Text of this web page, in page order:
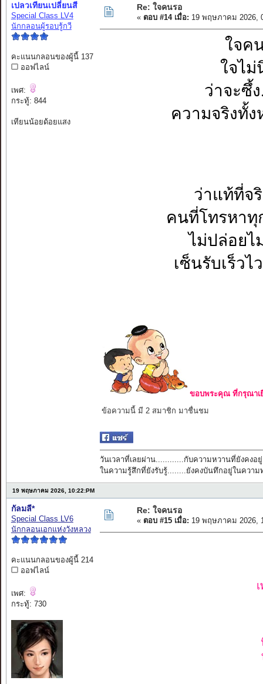
เปลวเทียนเปลี่ยนสี
Special Class LV4
นักกลอนผู้รอบรู้กวี
คะแนนกลอนของผู้นี้ 137
ออฟไลน์
เพศ:
กระทู้: 844
เทียนน้อยด้อยแสง
Re: ใจคนรอ
« ตอบ #14 เมื่อ: 19 พฤษภาคม 2026,
ใจค
ใจไม่
ว่าจะซึ้
ความจริงทั้ง
ว่าแท้ที่จ
คนที่โทรหาทุ
ไม่ปล่อยไ
เซ็นรับเร็ว
ขอบพระคุณ ที่กรุณาเ
ข้อความนี้ มี 2 สมาชิก มาชื่นชม
วันเวลาที่เลยผ่าน............กับความหวานที่ยังคงอยู่
ในความรู้สึกที่ยังรับรู้........ยังคงบันทึกอยู่ในความ
19 พฤษภาคม 2026, 10:22:PM
กัลมลี*
Special Class LV6
นักกลอนเอกแห่งวังหลวง
คะแนนกลอนของผู้นี้ 214
ออฟไลน์
เพศ:
กระทู้: 730
Re: ใจคนรอ
« ตอบ #15 เมื่อ: 19 พฤษภาคม 2026,